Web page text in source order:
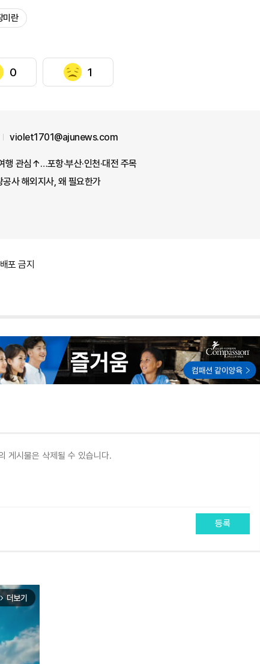
미란
0 1
violet1701@ajunews.com
행 관심↑…포항·부산·인천·대전 주목
사 해외지사, 왜 필요한가
포 금지
등록
더보기